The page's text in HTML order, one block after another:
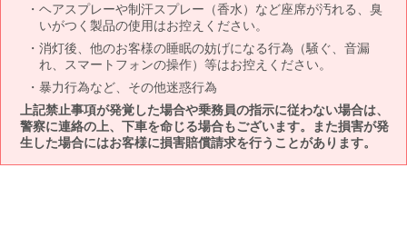
ヘアスプレーや制汗スプレー（香水）など座席が汚れる、臭
いがつく製品の使用はお控えください。
消灯後、他のお客様の睡眠の妨げになる行為（騒ぐ、音漏
れ、スマートフォンの操作）等はお控えください。
暴力行為など、その他迷惑行為
上記禁止事項が発覚した場合や乗務員の指示に従わない場合は、
警察に連絡の上、下車を命じる場合もございます。また損害が発
生した場合にはお客様に損害賠償請求を行うことがあります。